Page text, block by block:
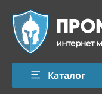
Каталог